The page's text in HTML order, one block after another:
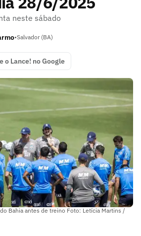
neste sábado
•Salvador (BA)
o Lance! no Google
Bahia antes de treino Foto: Letícia Martins /